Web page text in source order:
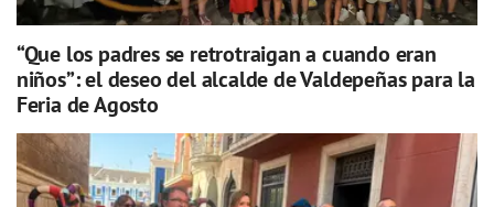
“Que los padres se retrotraigan a cuando eran
niños”: el deseo del alcalde de Valdepeñas para la
Feria de Agosto